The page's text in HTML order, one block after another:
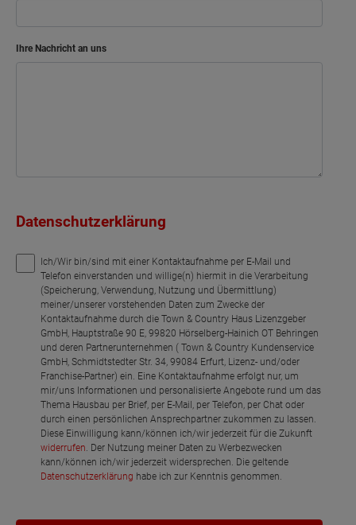
Kind
Ihre Nachricht an uns
Datenschutzerklärung
Ich/Wir bin/sind mit einer Kontaktaufnahme per E-Mail und
Telefon einverstanden und willige(n) hiermit in die Verarbeitung
(Speicherung, Verwendung, Nutzung und Übermittlung)
meiner/unserer vorstehenden Daten zum Zwecke der
Kontaktaufnahme durch die Town & Country Haus Lizenzgeber
GmbH, Hauptstraße 90 E, 99820 Hörselberg-Hainich OT Behringen
und deren Partnerunternehmen ( Town & Country Kundenservice
GmbH, Schmidtstedter Str. 34, 99084 Erfurt, Lizenz- und/oder
Franchise-Partner) ein. Eine Kontaktaufnahme erfolgt nur, um
mir/uns Informationen und personalisierte Angebote rund um das
Thema Hausbau per Brief, per E-Mail, per Telefon, per Chat oder
durch einen persönlichen Ansprechpartner zukommen zu lassen.
Diese Einwilligung kann/können ich/wir jederzeit für die Zukunft
widerrufen. Der Nutzung meiner Daten zu Werbezwecken
kann/können ich/wir jederzeit widersprechen. Die geltende
Datenschutzerklärung habe ich zur Kenntnis genommen.